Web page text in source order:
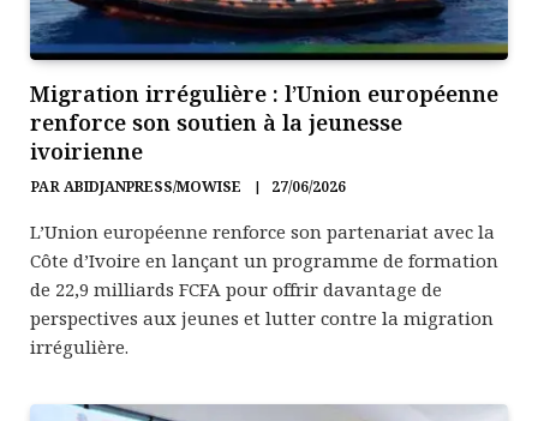
Migration irrégulière : l’Union européenne
renforce son soutien à la jeunesse
ivoirienne
PARABIDJANPRESS/MOWISE 27/06/2026
L’Union européenne renforce son partenariat avec la
Côte d’Ivoire en lançant un programme de formation
de 22,9 milliards FCFA pour offrir davantage de
perspectives aux jeunes et lutter contre la migration
irrégulière.